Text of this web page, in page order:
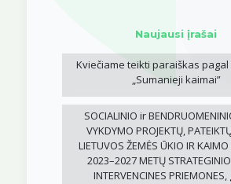
Naujausi įrašai
Kviečiame teikti paraiškas
„Sumanieji kaimai”
SOCIALINIO ir
VYKDYMO PROJEKTŲ,
LIETUVOS ŽEMĖS ŪKIO IR KAIMO
2023–2027 METŲ
INTERVENCINES